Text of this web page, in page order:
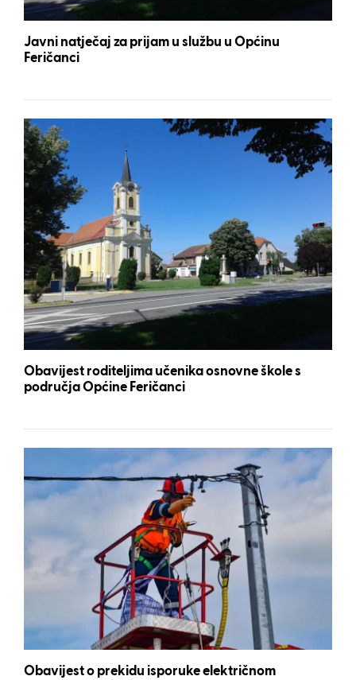
Javni natječaj za prijam u službu u Općinu
Feričanci
Obavijest roditeljima učenika osnovne škole s
područja Općine Feričanci
Obavijest o prekidu isporuke električnom